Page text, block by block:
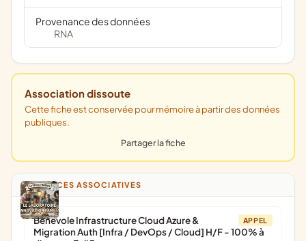
Provenance des données
RNA
Association dissoute
Cette fiche est conservée pour mémoire à partir des données
publiques.
Partager la fiche
ANNONCES ASSOCIATIVES
APPEL
Bénévole Infrastructure Cloud Azure &
Migration Auth [Infra / DevOps / Cloud] H/F - 100% à